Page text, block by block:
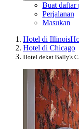
Buat daftar
Perjalanan
Masukan
Hotel di Illinois
Hotel di Chicago
Hotel dekat Bally's